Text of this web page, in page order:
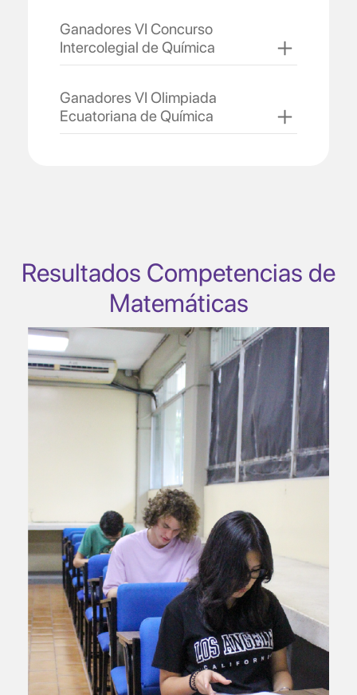
Ganadores VI Concurso
Intercolegial de Química
Ganadores VI Olimpiada
Ecuatoriana de Química
Resultados Competencias de
Matemáticas